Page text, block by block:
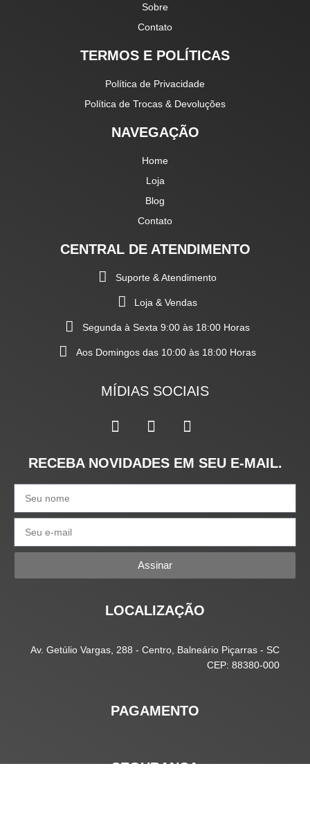
Sobre
Contato
TERMOS E POLÍTICAS
Política de Privacidade
Política de Trocas & Devoluções
NAVEGAÇÃO
Home
Loja
Blog
Contato
CENTRAL DE ATENDIMENTO
Suporte & Atendimento
Loja & Vendas
Segunda à Sexta 9:00 às 18:00 Horas
Aos Domingos das 10:00 às 18:00 Horas
MÍDIAS SOCIAIS
RECEBA NOVIDADES EM SEU E-MAIL.
Assinar
LOCALIZAÇÃO
Av. Getúlio Vargas, 288 - Centro, Balneário Piçarras - SC
CEP: 88380-000
PAGAMENTO
SEGURANÇA